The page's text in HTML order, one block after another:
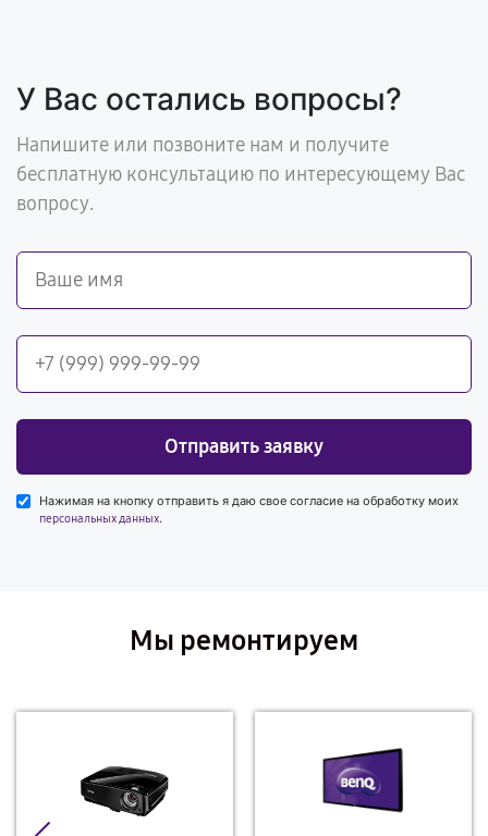
У Вас остались вопросы?
Напишите или позвоните нам и получите
бесплатную консультацию по интересующему Вас
вопросу.
Отправить заявку
Нажимая на кнопку отправить я даю свое согласие на обработку моих
персональных данных.
Мы ремонтируем